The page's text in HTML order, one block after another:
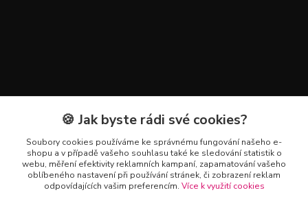
Kontakty
+420 602 223 614
info@zahradnictvipetro.cz
🍪 Jak byste rádi své cookies?
Soubory cookies používáme ke správnému fungování našeho e-
shopu a v případě vašeho souhlasu také ke sledování statistik o
webu, měření efektivity reklamních kampaní, zapamatování vašeho
oblíbeného nastavení při používání stránek, či zobrazení reklam
odpovídajících vašim preferencím. Více k využití cookies